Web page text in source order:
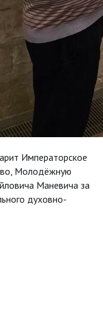
Императорское
Молодёжную
Маневича за
духовно-